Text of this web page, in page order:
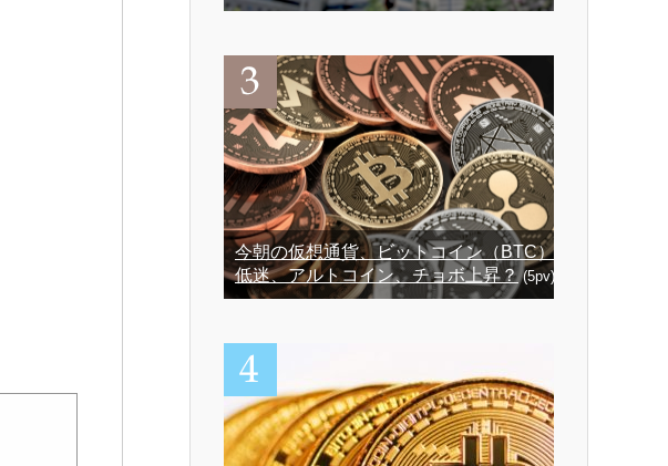
今朝の仮想通貨、ビットコイン（BTC）
低迷、アルトコイン、チョボ上昇？(5pv)